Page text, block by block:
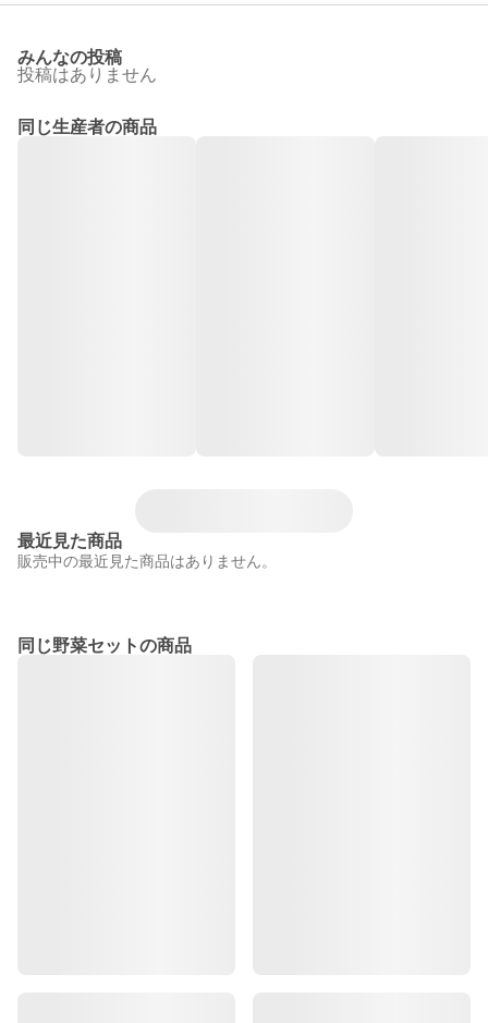
みんなの投稿
投稿はありません
同じ生産者の商品
最近見た商品
販売中の最近見た商品はありません。
同じ野菜セットの商品